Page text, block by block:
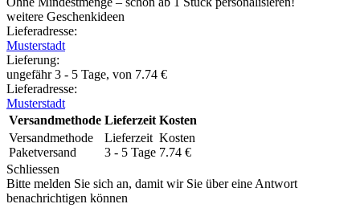
weitere Geschenkideen
Lieferadresse:
Musterstadt
Lieferung:
ungefähr 3 - 5 Tage, von 7.74 €
Lieferadresse:
Musterstadt
Versandmethode Lieferzeit Kosten
Versandmethode
Paketversand
Lieferzeit
3 - 5 Tage
Kosten
7.74 €
Schliessen
Bitte melden Sie sich an, damit wir Sie über eine Antwort
benachrichtigen können